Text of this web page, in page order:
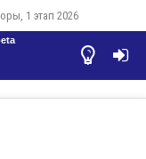
1 этап 2026

